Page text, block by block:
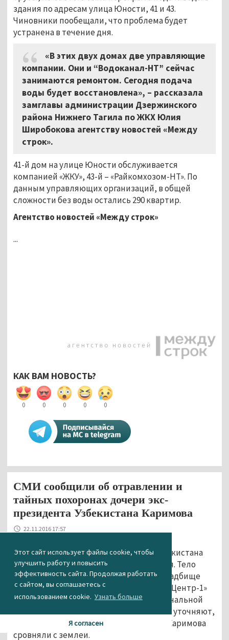
Этот сайт использует файлы cookie, чтобы
улучшить работу и повысить
эффективность сайта. Продолжая работать
с сайтом, вы соглашаетесь с
использованием cookie. Узнать больше
Я согласен
здания по адресам улица Юности, 41 и 43.
Чиновники пообещали, что проблема будет
устранена в течение дня.
«В этих двух домах две управляющие
компании. Они и “Водоканал-НТ” сейчас
занимаются ремонтом. Сегодня подача
воды будет восстановлена», – рассказала
замглавы администрации Дзержинского
района Нижнего Тагила по ЖКХ Юлия
Широбокова агентству новостей «Между
строк».
41-й дом на улице Юности обслуживается
компанией «ЖКУ», 43-й – «Райкомхозом-НТ». По
данным управляющих организаций, в общей
сложности без воды остались 290 квартир.
Агентство новостей «Между строк»
...
КАК ВАМ НОВОСТЬ?
0 0 0 0 0
СМИ сообщили об отравлении и
тайных похоронах дочери экс-
президента Узбекистана Каримова
22.11.2016 17:57
Старшая дочь бывшего президента Узбекистана
Ислама Каримова умерла от отравления. Тело
Гульнары Каримовой похоронили на кладбище
«Минор» в Ташкенте, сообщает портал «Центр-1»
со ссылкой на источник в Службе национальной
безопасности Узбекистана. Журналисты уточняют,
что после захоронения могилу дочери Каримова
сровняли с землёй.